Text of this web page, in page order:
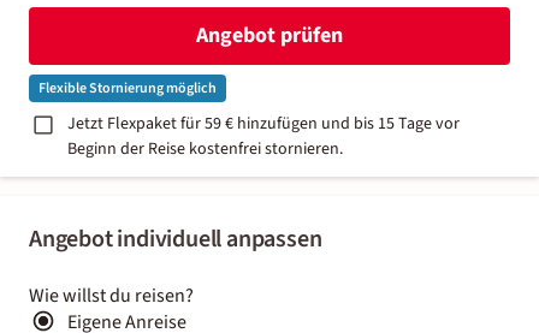
Angebot individuell anpassen
Wie willst du reisen?
Eigene Anreise
Angebot prüfen
Flexible Stornierung möglich
Jetzt Flexpaket für 59 € hinzufügen und bis 15 Tage vor
Beginn der Reise kostenfrei stornieren.